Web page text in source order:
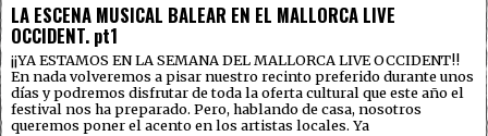
LA ESCENA MUSICAL BALEAR EN EL MALLORCA LIVE
OCCIDENT. pt1
¡¡YA ESTAMOS EN LA SEMANA DEL MALLORCA LIVE OCCIDENT!!
En nada volveremos a pisar nuestro recinto preferido durante unos
días y podremos disfrutar de toda la oferta cultural que este año el
festival nos ha preparado. Pero, hablando de casa, nosotros
queremos poner el acento en los artistas locales. Ya